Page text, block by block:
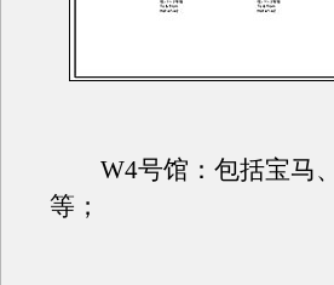
W4号馆：包括宝马、
等；